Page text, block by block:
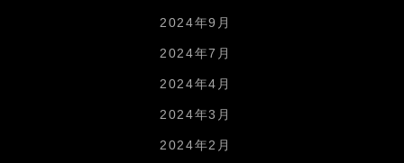
2024年9月
2024年7月
2024年4月
2024年3月
2024年2月